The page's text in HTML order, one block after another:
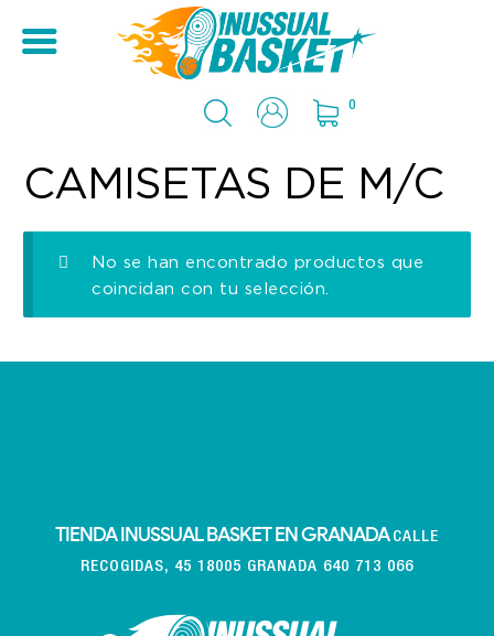
0
CAMISETAS DE M/C
No se han encontrado productos que
coincidan con tu selección.
TIENDA INUSSUAL BASKET EN GRANADA CALLE
RECOGIDAS, 45 18005 GRANADA 640 713 066